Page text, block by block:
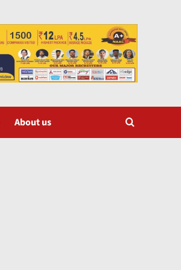
About us